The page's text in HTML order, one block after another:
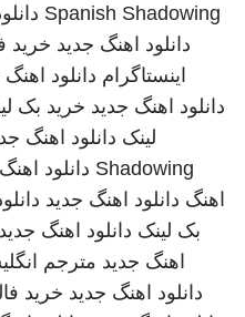
Spanish Shadowing
دانلود اهنگ جدید خرید
اینستاگرام دانلود
دانلود اهنگ جدید خرید بک
لینک دانلود اهنگ
Shadowing دانلود
اهنگ دانلود اهنگ جدید
بک لینک دانلود اهنگ جدید
اهنگ جدید مترجم
دانلود اهنگ جدید خرید